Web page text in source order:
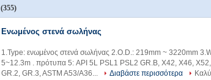
(355)
Ενωμένος στενά σωλήνας
1.Type: ενωμένος στενά σωλήνας 2.O.D.: 219mm ~ 3220mm
5~12.3m . πρότυπα 5: API 5L PSL1 PSL2 GR.B, X42, X46,
GR.2, GR.3, ASTM A53/A36...
Διαβάστε περισσότερα